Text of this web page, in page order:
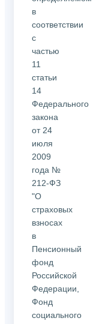
в
соответствии
с
частью
11
статьи
14
Федерального
закона
от 24
июля
2009
года №
212-ФЗ
"О
страховых
взносах
в
Пенсионный
фонд
Российской
Федерации,
Фонд
социального